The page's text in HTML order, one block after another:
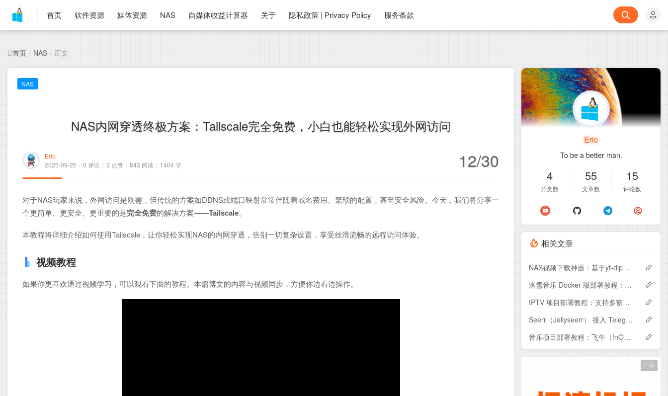
首页 软件资源 媒体资源 NAS 自媒体收益计算器 关于 隐私政策 | Privacy Policy 服务条款
首页 / NAS / 正文
NAS
NAS内网穿透终极方案：Tailscale完全免费，小白也能轻松实现外网访问
Eric
2025-09-25 / 0 评论 / 3 点赞 / 843 阅读 / 1404 字 12/30
对于NAS玩家来说，外网访问是刚需，但传统的方案如DDNS或端口映射常常伴随着域名费用、繁琐的配置，甚至安全风险。今天，我们将分享一
个更简单、更安全、更重要的是完全免费的解决方案——Tailscale。
本教程将详细介绍如何使用Tailscale，让你轻松实现NAS的内网穿透，告别一切复杂设置，享受丝滑流畅的远程访问体验。
视频教程
如果你更喜欢通过视频学习，可以观看下面的教程。本篇博文的内容与视频同步，方便你边看边操作。
Eric
To be a better man.
4
分类数
55
文章数
15
评论数
相关文章
NAS视频下载神器：基于yt-dlp的Web界面部署教程（附Compose配置）
洛雪音乐 Docker 版部署教程：支持自定义音源、多平台搜索与音乐下载
IPTV 项目部署教程：支持多窗口播放与定时录制（适合世界杯等赛事）
Seerr（Jellyseerr） 接入 Telegram 机器人教程：远程添加电影请求
音乐项目部署教程：飞牛（fnOS）Docker 搭建 + 接入 Jellyfin 实现统一管理
广告